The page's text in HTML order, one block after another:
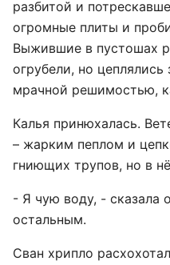
разбитой и
огромные плиты и
Выжившие в пустошах
огрубели, но
мрачной решимостью,
Калья принюхалась.
– жарким пеплом и
гниющих трупов, но в
- Я чую воду, - сказала
остальным.
Сван хрипло